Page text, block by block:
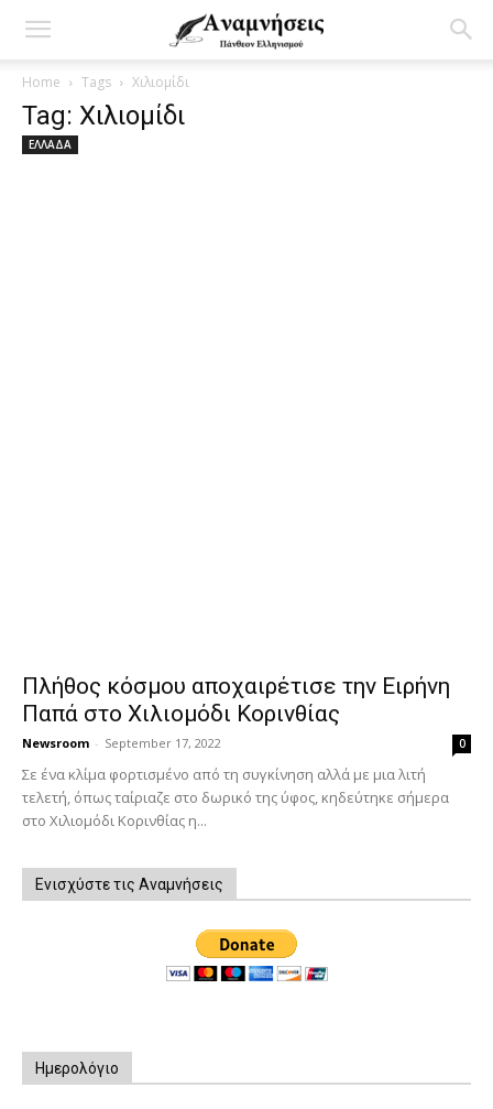
Home Tags Χιλιομίδι
Tag: Χιλιομίδι
ΕΛΛΑΔΑ
Πλήθος κόσμου αποχαιρέτισε την Ειρήνη
Παπά στο Χιλιομόδι Κορινθίας
Newsroom - September 17, 2022 0
Σε ένα κλίμα φορτισμένο από τη συγκίνηση αλλά με μια λιτή
τελετή, όπως ταίριαζε στο δωρικό της ύφος, κηδεύτηκε σήμερα
στο Χιλιομόδι Κορινθίας η...
Ενισχύστε τις Αναμνήσεις
Ημερολόγιο